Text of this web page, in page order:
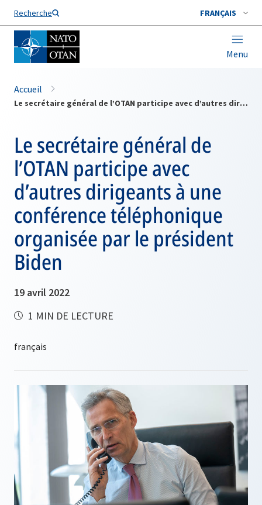
Recherche FRANÇAIS
Menu
Nom de famille*
Accueil
Le secrétaire général de l’OTAN participe avec d’autres dirigeants à une conférence téléphonique organisée par le président Biden
Le secrétaire général de
l’OTAN participe avec
d’autres dirigeants à une
conférence téléphonique
organisée par le président
Biden
19 avril 2022
1 MIN DE LECTURE